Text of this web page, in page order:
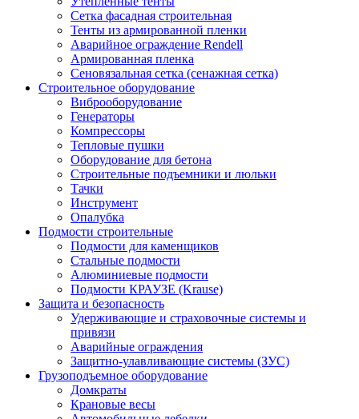
Сетка фасадная строительная
Тенты из армированной пленки
Аварийное ограждение Rendell
Армированная пленка
Сеновязальная сетка (сенажная сетка)
Строительное оборудование
Виброоборудование
Генераторы
Компрессоры
Тепловые пушки
Оборудование для бетона
Строительные подъемники и люльки
Тачки
Инструмент
Опалубка
Подмости строительные
Подмости для каменщиков
Стальные подмости
Алюминиевые подмости
Подмости КРАУЗЕ (Krause)
Защита и безопасность
Удерживающие и страховочные системы и
привязи
Аварийные ограждения
Защитно-улавливающие системы (ЗУС)
Грузоподъемное оборудование
Домкраты
Крановые весы